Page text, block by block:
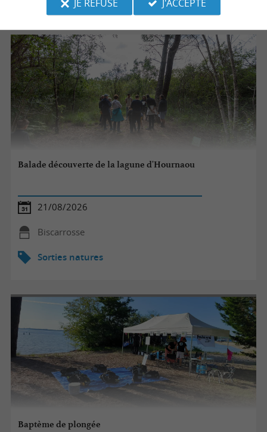
Sorties natures
Balade découverte de la lagune d'Hournaou
21/08/2026
Biscarrosse
Sorties natures
Baptème de plongée
JE REFUSE
J'ACCEPTE